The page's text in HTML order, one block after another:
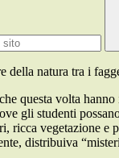
della natura tra i
questa volta
gli studenti
ricca vegetazione
distribuiva